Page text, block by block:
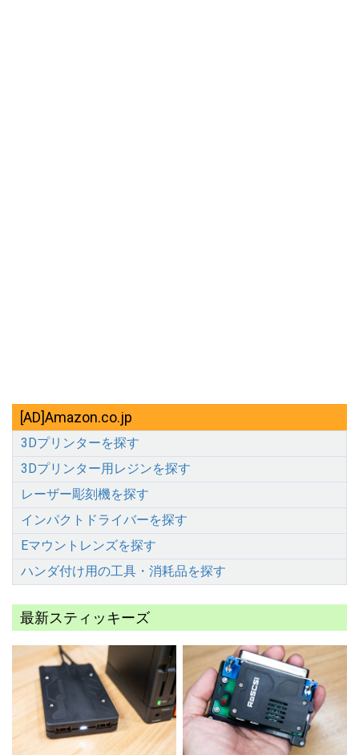
[AD]Amazon.co.jp
3Dプリンターを探す
3Dプリンター用レジンを探す
レーザー彫刻機を探す
インパクトドライバーを探す
Eマウントレンズを探す
ハンダ付け用の工具・消耗品を探す
最新スティッキーズ